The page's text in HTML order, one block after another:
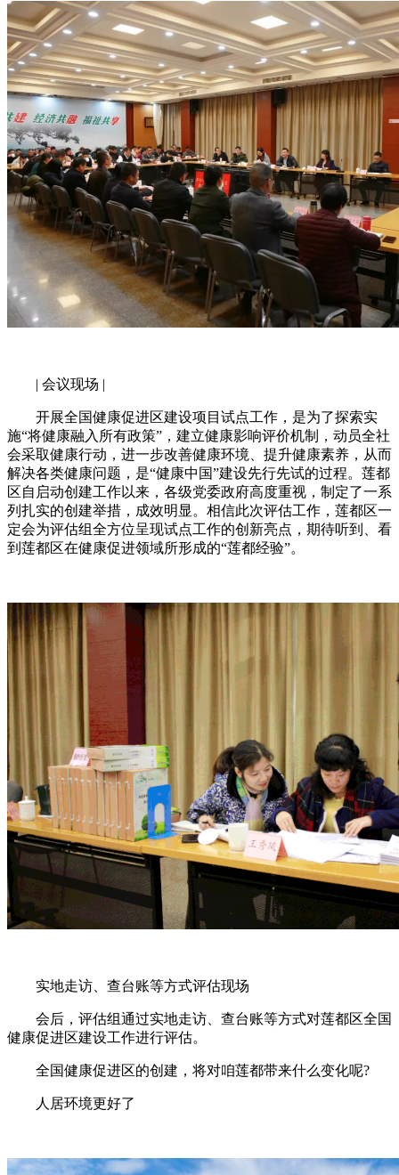
| 会议现场 |
开展全国健康促进区建设项目试点工作，是为了探索实
施“将健康融入所有政策”，建立健康影响评价机制，动员全社
会采取健康行动，进一步改善健康环境、提升健康素养，从而
解决各类健康问题，是“健康中国”建设先行先试的过程。莲都
区自启动创建工作以来，各级党委政府高度重视，制定了一系
列扎实的创建举措，成效明显。相信此次评估工作，莲都区一
定会为评估组全方位呈现试点工作的创新亮点，期待听到、看
到莲都区在健康促进领域所形成的“莲都经验”。
实地走访、查台账等方式评估现场
会后，评估组通过实地走访、查台账等方式对莲都区全国
健康促进区建设工作进行评估。
全国健康促进区的创建，将对咱莲都带来什么变化呢?
人居环境更好了